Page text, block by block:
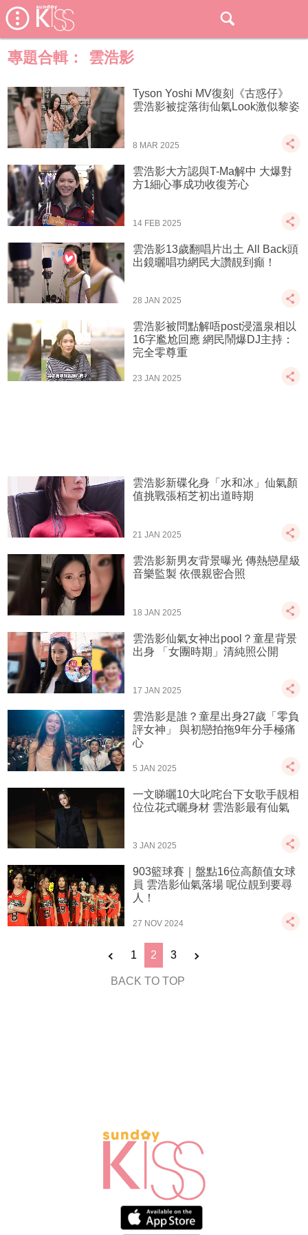
專題合輯： 雲浩影
Tyson Yoshi MV復刻《古惑仔》
雲浩影被掟落街仙氣Look激似黎姿
8 MAR 2025
雲浩影大方認與T-Ma解中 大爆對
方1細心事成功收復芳心
14 FEB 2025
雲浩影13歲翻唱片出土 All Back頭
出鏡曬唱功網民大讚靚到癲！
28 JAN 2025
雲浩影被問點解唔post浸溫泉相以
16字尷尬回應 網民鬧爆DJ主持：
完全零尊重
23 JAN 2025
雲浩影新碟化身「水和冰」仙氣顏
值挑戰張栢芝初出道時期
21 JAN 2025
雲浩影新男友背景曝光 傳熱戀星級
音樂監製 依偎親密合照
18 JAN 2025
雲浩影仙氣女神出pool？童星背景
出身 「女團時期」清純照公開
17 JAN 2025
雲浩影是誰？童星出身27歲「零負
評女神」 與初戀拍拖9年分手極痛
心
5 JAN 2025
一文睇曬10大叱咤台下女歌手靚相
位位花式曬身材 雲浩影最有仙氣
3 JAN 2025
903籃球賽｜盤點16位高顏值女球
員 雲浩影仙氣落場 呢位靚到要尋
人！
27 NOV 2024
1 2 3
BACK TO TOP